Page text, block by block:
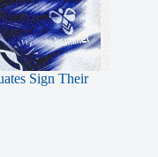
Sign Their